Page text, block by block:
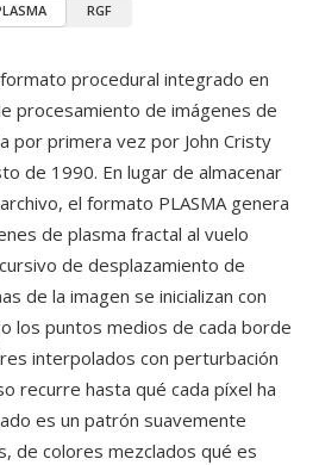
RGF
procedural integrado en
procesamiento de imágenes de
por primera vez por John Cristy
de 1990. En lugar de almacenar
el formato PLASMA genera
de plasma fractal al vuelo
de desplazamiento de
de la imagen se inicializan con
los puntos medios de cada borde
interpolados con perturbación
recurre hasta qué cada píxel ha
es un patrón suavemente
de colores mezclados qué es